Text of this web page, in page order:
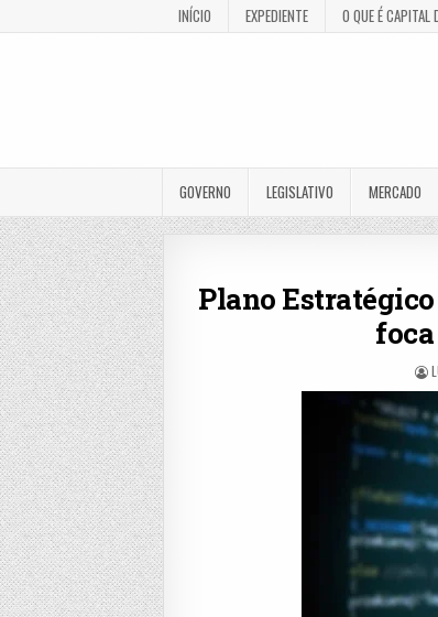
INÍCIO EXPEDIENTE O QUE É CAPITAL
GOVERNO LEGISLATIVO MERCADO
Plano